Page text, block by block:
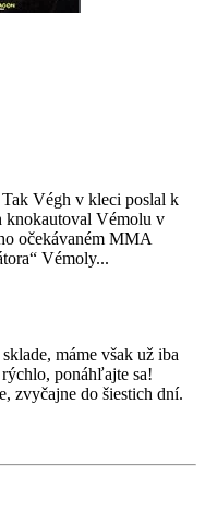
Tak Végh v kleci poslal k
knokautoval Vémolu v
očekávaném MMA
Vémoly...
máme však už iba
ponáhľajte sa!
zvyčajne do šiestich dní.